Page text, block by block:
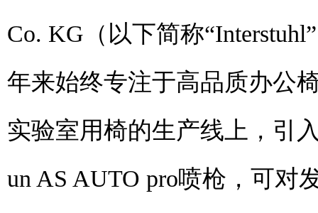
Co. KG（以下简称
年来始终专注于高品质办公
实验室用椅的生产线上，引
un AS AUTO pro喷枪，可对